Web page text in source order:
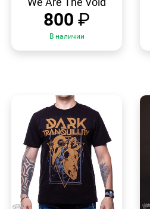
800 ₽
В наличии